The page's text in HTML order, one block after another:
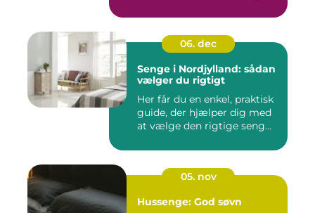
06. dec
Senge i Nordjylland: sådan
vælger du rigtigt
Her får du en enkel, praktisk
guide, der hjælper dig med
at vælge den rigtige seng...
05. nov
Hussenge: God søvn